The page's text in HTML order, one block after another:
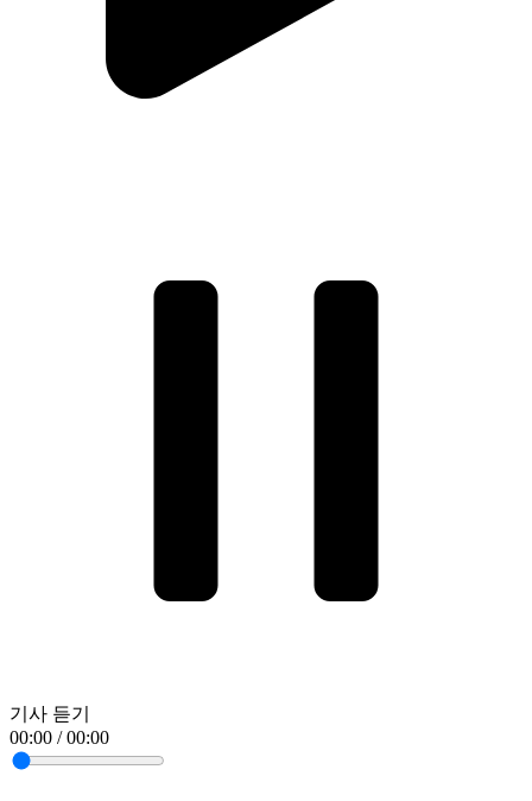
기사 듣기
00:00 / 00:00